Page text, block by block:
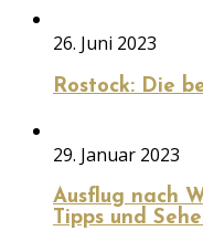
26. Juni 2023
Rostock: Die
29. Januar 2023
Ausflug nach
Tipps und